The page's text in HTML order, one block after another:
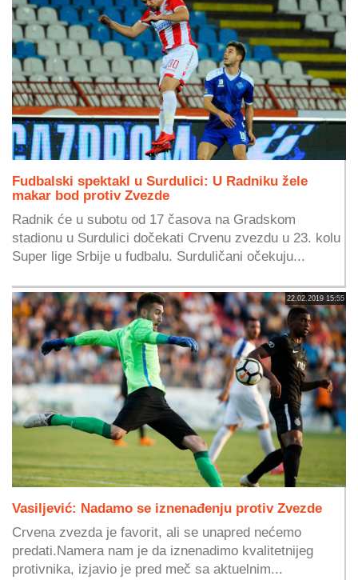
Fudbalski spektakl u Surdulici: U Radniku žele
makar bod protiv Zvezde
Radnik će u subotu od 17 časova na Gradskom
stadionu u Surdulici dočekati Crvenu zvezdu u 23. kolu
Super lige Srbije u fudbalu. Surduličani očekuju...
22.02.2019 15:55
Vasiljević: Nadamo se iznenađenju protiv Zvezde
Crvena zvezda je favorit, ali se unapred nećemo
predati.Namera nam je da iznenadimo kvalitetnijeg
protivnika, izjavio je pred meč sa aktuelnim...